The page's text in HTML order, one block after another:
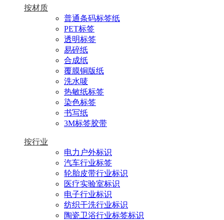
按材质
普通条码标签纸
PET标签
透明标签
易碎纸
合成纸
覆膜铜版纸
洗水唛
热敏纸标签
染色标签
书写纸
3M标签胶带
按行业
电力户外标识
汽车行业标签
轮胎皮带行业标识
医疗实验室标识
电子行业标识
纺织干洗行业标识
陶瓷卫浴行业标签标识